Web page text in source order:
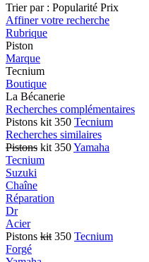
Trier par : Popularité Prix
Affiner votre recherche
Rubrique
Piston
Marque
Tecnium
Boutique
La Bécanerie
Recherches complémentaires
Pistons kit 350 Tecnium
Recherches similaires
Pistons kit 350Yamaha
Tecnium
Suzuki
Chaîne
Réparation
Dr
Acier
Pistons kit 350 Tecnium
Forgé